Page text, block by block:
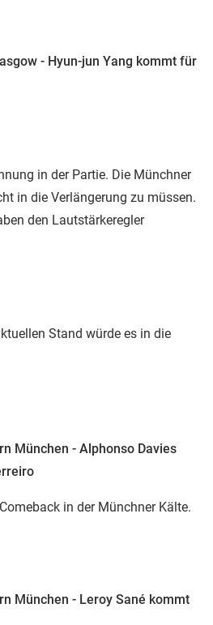
- Hyun-jun Yang kommt für
in der Partie. Die Münchner
in die Verlängerung zu müssen.
den Lautstärkeregler
Stand würde es in die
München - Alphonso Davies
in der Münchner Kälte.
München - Leroy Sané kommt